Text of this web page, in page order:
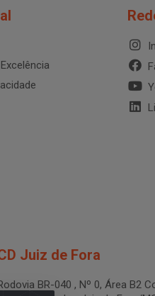
Juiz de Fora
BR-040 , Nº 0, Área B2